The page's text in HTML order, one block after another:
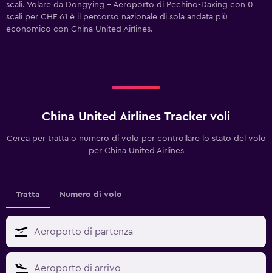
scali. Volare da Dongying - Aeroporto di Pechino-Daxing con 0
scali per CHF 61 è il percorso nazionale di sola andata più
economico con China United Airlines.
China United Airlines Tracker voli
Cerca per tratta o numero di volo per controllare lo stato del volo
per China United Airlines
Tratta Numero di volo